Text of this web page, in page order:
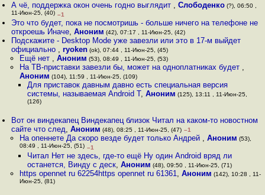
А чё, поддержка окон очень годно выглядит ,Слободенко (?), 06:50 ,
11-Июн-25, (40) –1
Это что будет, пока не посмотришь - больше ничего на телефоне не
откроешь Иначе,Аноним (42), 07:17 , 11-Июн-25, (42)
Подскажите - Desktop Mode уже завезли или это в 17-м выйдет
официально ,ryoken (ok), 07:44 , 11-Июн-25, (45)
Ещё нет , Аноним (53), 08:49 , 11-Июн-25, (53)
На ТВ-приставки завезли бы, может на одноплатниках будет ,
Аноним (104), 11:59 , 11-Июн-25, (109)
Для приставок давным давно есть специальная версия
системы, называемая Android T, Аноним (125), 13:11 , 11-Июн-25,
(126)
Вот он виндекапец Виндекапец близок Читал на каком-то новостном
сайте что след,Аноним (48), 08:25 , 11-Июн-25, (47) –1
На опеннете Да скоро везде будет только Андрей , Аноним (53),
08:49 , 11-Июн-25, (51) –1
Читал Нет не здесь, где-то ещё Ну один Android вряд ли
останется, Винду с деск, Аноним (48), 09:50 , 11-Июн-25, (71)
https opennet ru 62254https opennet ru 61361, Аноним (142), 10:28 , 11-
Июн-25, (81)